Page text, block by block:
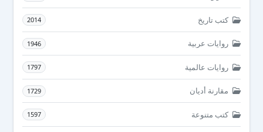
كتب تاريخ 2014
روايات عربية 1946
روايات عالمية 1797
مقارنة أديان 1729
كتب متنوعة 1597